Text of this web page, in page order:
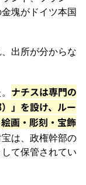
塊がドイツ本国
出所が分からな
ナチスは専門の
」を設け、ルー
画・彫刻・宝飾
は、政権幹部の
て保管されてい